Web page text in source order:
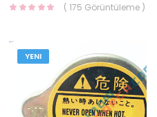
( 175 Görüntüleme )
YENI